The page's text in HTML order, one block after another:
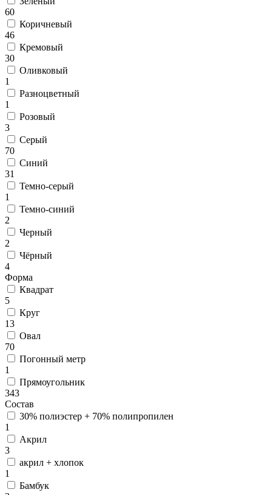
0 0
0
60
Коричневый
46
Кремовый
30
Оливковый
1
Разноцветный
1
Розовый
3
Серый
70
Синий
31
Темно-серый
1
Темно-синий
2
Черный
2
Чёрный
4
Форма
Квадрат
5
Круг
13
Овал
70
Погонный метр
1
Прямоугольник
343
Состав
30% полиэстер + 70% полипропилен
1
Акрил
3
акрил + хлопок
1
Бамбук